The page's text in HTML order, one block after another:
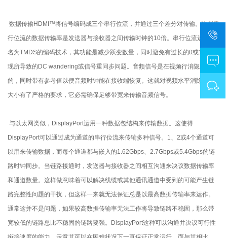
数据传输HDMI™将信号编码成三个串行位流，并通过三个差分对传输。这些串
行位流的数据传输率是发送器与接收器之间传输时钟的10倍。串行位流运用了
名为TMDS的编码技术，其功能是减少跃变数量，同时避免有过长的0或1串出
现所导致的DC wandering或信号重同步问题。音频信号是在视频行消隐时传输
的，同时带有参考值以便音频时钟能在接收端恢复。这就对视频水平消隐期的
大小有了严格的要求，它必需确保足够带宽来传输音频信号。
与以太网类似，DisplayPort运用一种数据包结构来传输数据。这使得
DisplayPort可以通过成为通道的串行位流来传输多种信号。1、2或4个通道可
以用来传输数据，而每个通道都与嵌入的1.62Gbps、2.7Gbps或5.4Gbps的链
路时钟同步。当链路接通时，发送器与接收器之间相互沟通来决议数据传输率
和通道数量。这样做意味着可以解决线缆或其他通讯通道中受到的可能产生链
路完整性问题的干扰，但这样一来就无法保证总是以最高数据传输率来运作。
通常这并不是问题，如果较高数据传输率无法工作将导致链路不稳固，那么带
宽较低的链路总比不稳固的链路要强。DisplayPort这种可以沟通并决议可行性